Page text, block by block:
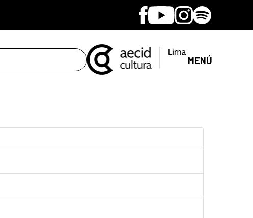
Facebook
YoutubeInstagram
Spotify
MENÚ